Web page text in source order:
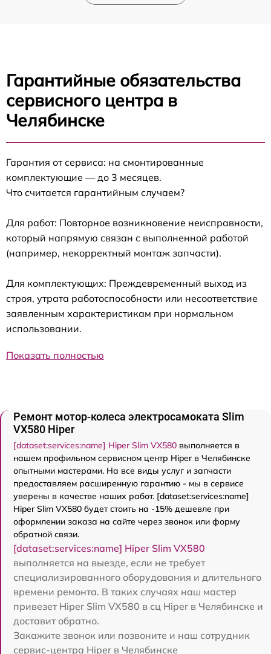
Гарантийные обязательства
сервисного центра в
Челябинске
Гарантия от сервиса: на смонтированные
комплектующие — до 3 месяцев.
Что считается гарантийным случаем?
Для работ: Повторное возникновение неисправности,
который напрямую связан с выполненной работой
(например, некорректный монтаж запчасти).
Для комплектующих: Преждевременный выход из
строя, утрата работоспособности или несоответствие
заявленным характеристикам при нормальном
использовании.
Показать полностью
Ремонт мотор-колеса электросамоката Slim
VX580 Hiper
[dataset:services:name] Hiper Slim VX580 выполняется в
нашем профильном сервисном центр Hiper в Челябинске
опытными мастерами. На все виды услуг и запчасти
предоставляем расширенную гарантию - мы в сервисе
уверены в качестве наших работ. [dataset:services:name]
Hiper Slim VX580 будет стоить на -15% дешевле при
оформлении заказа на сайте через звонок или форму
обратной связи.
[dataset:services:name] Hiper Slim VX580
выполняется на выезде, если не требует
специализированного оборудования и длительного
времени ремонта. В таких случаях наш мастер
привезет Hiper Slim VX580 в сц Hiper в Челябинске и
доставит обратно.
Закажите звонок или позвоните и наш сотрудник
сервис-центра Hiper в Челябинске